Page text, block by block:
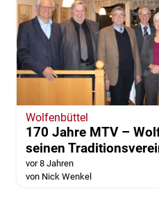
Wolfenbüttel
170 Jahre MTV –
seinen
vor 8 Jahren
von Nick Wenkel